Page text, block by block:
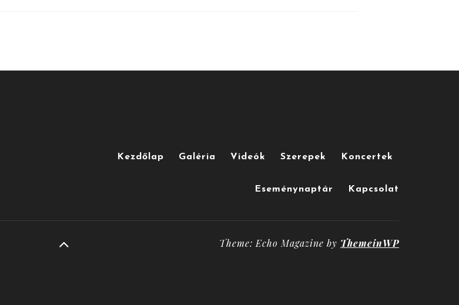
Kezdőlap Galéria Videók Szerepek Koncertek
Eseménynaptár Kapcsolat
Theme: Echo Magazine by ThemeinWP